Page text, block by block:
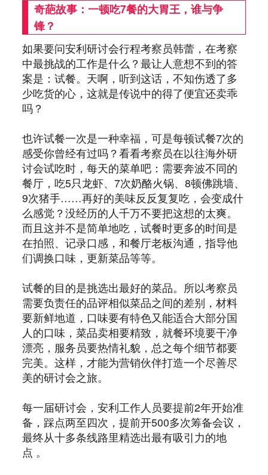
奇葩故事：一顿吃7餐的大胃王，谁与争
锋？
如果要问安利研讨会行程考察员韩蕾，在考察
中最挑战的工作是什么？最让人意想不到的答
案是：试餐。天啊，听到这话，不知伤透了多
少吃货的心，这就是传说中的得了便宜还卖乖
吗？
也许试餐一次是一种幸福，可是每顿试餐7次的
感受你曾经有过吗？看看考察员在以往海外研
讨会试吃时，每天的菜单吧：需要奔波不同的
餐厅，吃5只龙虾、7次奶酪火锅、8顿佛跳墙、
9次猪手……再好的美味反反复复吃，会变成什
么感觉？没经历的人千万不要把这想的太爽。
而且这并不是简单地吃，试餐时更多的时间是
在拍照、记录口感，和餐厅老板沟通，指导他
们调换口味，更新菜品等等。
试餐的目的是挑选出最好的菜品。所以考察员
需要负责任的品评相似菜品之间的差别，材料
要新鲜地道，口味要有特色又能适合大部分国
人的口味，菜品卖相要精致，就餐环境要干净
漂亮，服务员要热情礼貌，总之每个细节都要
完美。这样，才能为营销伙伴打造一个尽善尽
美的研讨会之旅。
每一届研讨会，安利工作人员要提前2年开始准
备，踩点两至四次，提前开500多次筹备会议，
最终从十多条线路里精选出最有吸引力的地
点 。